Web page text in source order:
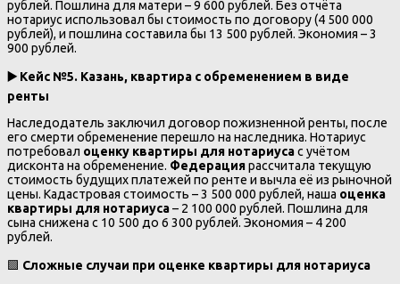
рублей. Пошлина для матери – 9 600 рублей. Без отчёта
нотариус использовал бы стоимость по договору (4 500 000
рублей), и пошлина составила бы 13 500 рублей. Экономия – 3
900 рублей.
▶️ Кейс №5. Казань, квартира с обременением в виде
ренты
Наследодатель заключил договор пожизненной ренты, после
его смерти обременение перешло на наследника. Нотариус
потребовал оценку квартиры для нотариусас учётом
дисконта на обременение. Федерациярассчитала текущую
стоимость будущих платежей по ренте и вычла её из рыночной
цены. Кадастровая стоимость – 3 500 000 рублей, наша оценка
квартиры для нотариуса– 2 100 000 рублей. Пошлина для
сына снижена с 10 500 до 6 300 рублей. Экономия – 4 200
рублей.
🟩 Сложные случаи при оценке квартиры для нотариуса